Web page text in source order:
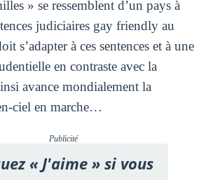
» se ressemblent d’un pays à
judiciaires gay friendly au
s’adapter à ces sentences et à une
en contraste avec la
avance mondialement la
ciel en marche…
Publicité
« J'aime » si vous